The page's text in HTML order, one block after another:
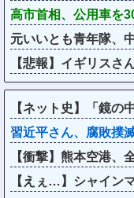
高市首相、公用車を
元いいとも青年隊、
【悲報】イギリスさ
【ネット史】「鏡の
習近平さん、腐敗撲
【衝撃】熊本空港、
【えぇ…】シャイン